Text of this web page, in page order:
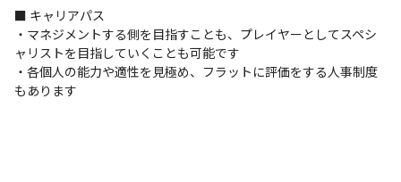
■ キャリアパス
・マネジメントする側を目指すことも、プレイヤーとしてスペシ
ャリストを目指していくことも可能です
・各個人の能力や適性を見極め、フラットに評価をする人事制度
もあります